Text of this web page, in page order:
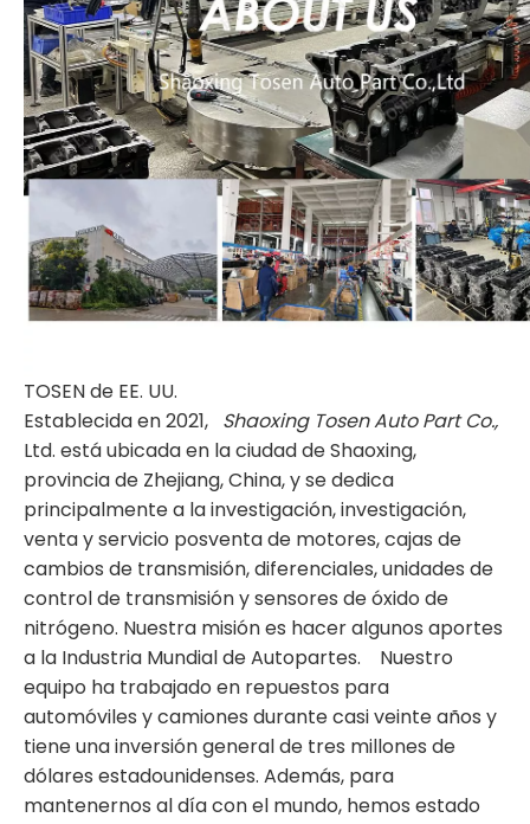
TOSEN de EE. UU.
Establecida en 2021, Shaoxing Tosen Auto Part Co.,
Ltd. está ubicada en la ciudad de Shaoxing,
provincia de Zhejiang, China, y se dedica
principalmente a la investigación, investigación,
venta y servicio posventa de motores, cajas de
cambios de transmisión, diferenciales, unidades de
control de transmisión y sensores de óxido de
nitrógeno. Nuestra misión es hacer algunos aportes
a la Industria Mundial de Autopartes. Nuestro
equipo ha trabajado en repuestos para
automóviles y camiones durante casi veinte años y
tiene una inversión general de tres millones de
dólares estadounidenses. Además, para
mantenernos al día con el mundo, hemos estado